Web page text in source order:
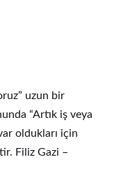
uzun bir
“Artık iş veya
oldukları için
Filiz Gazi –